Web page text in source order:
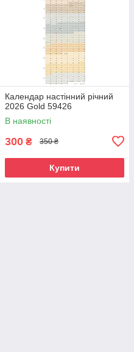
Календар настінний річний
2026 Gold 59426
В наявності
300 ₴ 350 ₴
Купити